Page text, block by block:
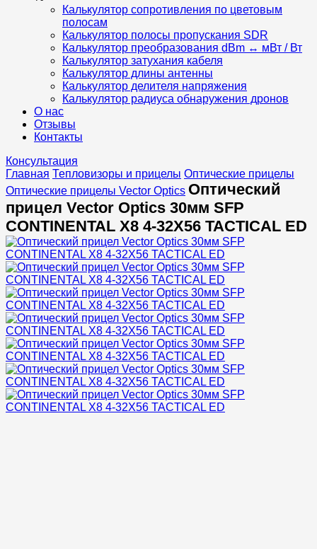
Калькулятор сопротивления по цветовым
полосам
Калькулятор полосы пропускания SDR
Калькулятор преобразования dBm ↔ мВт / Вт
Калькулятор затухания кабеля
Калькулятор длины антенны
Калькулятор делителя напряжения
Калькулятор радиуса обнаружения дронов
О нас
Отзывы
Контакты
Консультация
Главная Тепловизоры и прицелы Оптические прицелы
Оптические прицелы Vector Optics Оптический
прицел Vector Optics 30мм SFP
CONTINENTAL X8 4-32X56 TACTICAL ED